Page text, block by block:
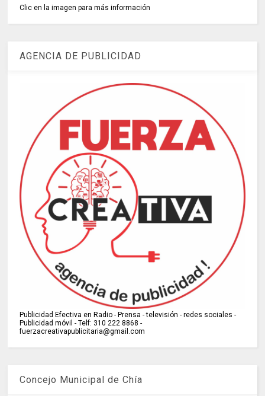
Clic en la imagen para más información
AGENCIA DE PUBLICIDAD
Publicidad Efectiva en Radio - Prensa - televisión - redes sociales -
Publicidad móvil - Telf: 310 222 8868 -
fuerzacreativapublicitaria@gmail.com
Concejo Municipal de Chía